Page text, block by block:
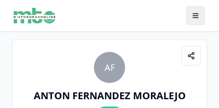
AF
ANTON FERNANDEZ MORALEJO